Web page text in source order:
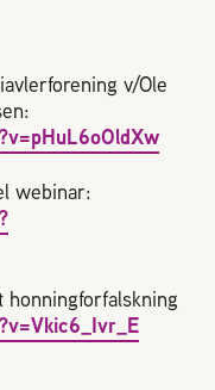
v/Ole
webinar:
honningforfalskning